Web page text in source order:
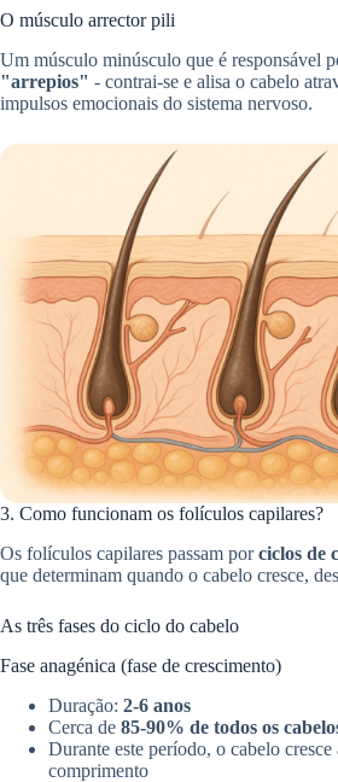
O músculo arrector pili
Um músculo minúsculo que é responsável
"arrepios" - contrai-se e alisa o cabelo
impulsos emocionais do sistema nervoso.
3. Como funcionam os folículos capilares?
Os folículos capilares passam porciclos de
que determinam quando o cabelo cresce,
As três fases do ciclo do cabelo
Fase anagénica (fase de crescimento)
Duração: 2-6 anos
Cerca de 85-90% de todos os
Durante este período, o cabelo
comprimento